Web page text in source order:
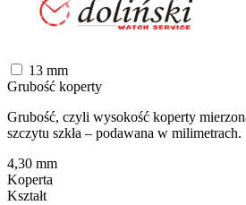
13 mm
Grubość koperty
Grubość, czyli wysokość koperty
szczytu szkła – podawana w milimetrach.
4,30 mm
Koperta
Kształt